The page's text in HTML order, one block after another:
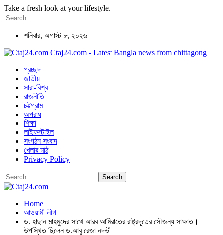
Take a fresh look at your lifestyle.
শনিবার, অগাস্ট ৮, ২০২৬
Ctaj24.com - Latest Bangla news from chittagong
প্রচ্ছদ
জাতীয়
সারা-বিশ্ব
রাজনীতি
চট্টগ্রাম
অপরাধ
শিক্ষা
লাইফস্টাইল
সংগঠন সংবাদ
খেলার মাঠ
Privacy Policy
Home
আওয়ামী লীগ
ড. হাছান মাহমুদের সাথে আরব আমিরাতের রাষ্ট্রদূতের সৌজন্য সাক্ষাত।
উপস্থিত ছিলেন ড.আবু রেজা নদভী